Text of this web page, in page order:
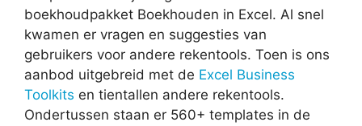
boekhoudpakket Boekhouden in Excel. Al snel
kwamen er vragen en suggesties van
gebruikers voor andere rekentools. Toen is ons
aanbod uitgebreid met de Excel Business
Toolkits en tientallen andere rekentools.
Ondertussen staan er 560+ templates in de